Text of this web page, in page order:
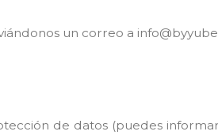
un correo a
de datos (puedes